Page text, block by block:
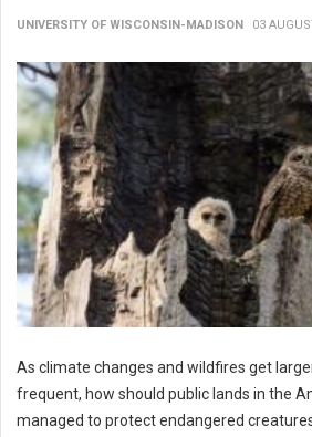
UNIVERSITY OF WISCONSIN-MADISON 03
As climate changes and wildfires get
frequent, how should public lands in the
managed to protect endangered